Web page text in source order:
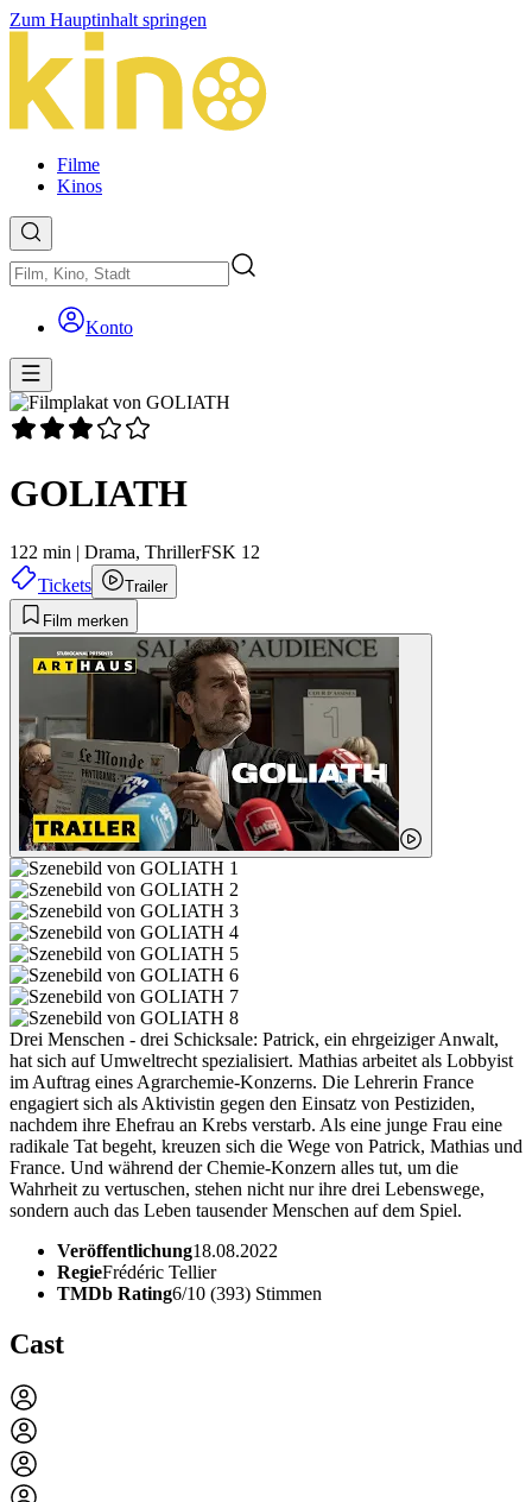
Zum Hauptinhalt springen
Filme
Kinos
Konto
GOLIATH
122 min | Drama, ThrillerFSK 12
Tickets
Trailer
Film merken
Drei Menschen - drei Schicksale: Patrick, ein ehrgeiziger Anwalt,
hat sich auf Umweltrecht spezialisiert. Mathias arbeitet als Lobbyist
im Auftrag eines Agrarchemie-Konzerns. Die Lehrerin France
engagiert sich als Aktivistin gegen den Einsatz von Pestiziden,
nachdem ihre Ehefrau an Krebs verstarb. Als eine junge Frau eine
radikale Tat begeht, kreuzen sich die Wege von Patrick, Mathias und
France. Und während der Chemie-Konzern alles tut, um die
Wahrheit zu vertuschen, stehen nicht nur ihre drei Lebenswege,
sondern auch das Leben tausender Menschen auf dem Spiel.
Veröffentlichung18.08.2022
RegieFrédéric Tellier
TMDb Rating6/10 (393) Stimmen
Cast